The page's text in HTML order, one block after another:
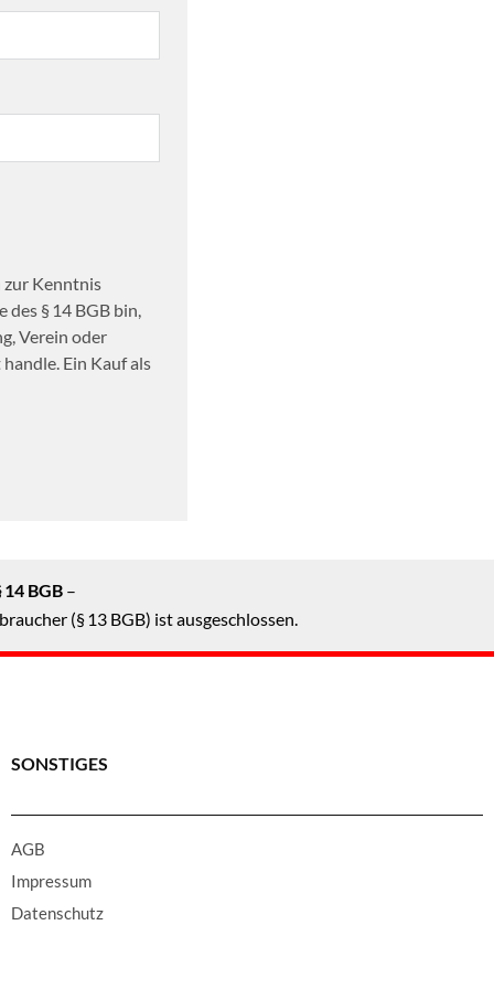
zur Kenntnis
§ 14 BGB bin,
Verein oder
Ein Kauf als
BGB–
(§ 13 BGB) ist ausgeschlossen.
SONSTIGES
AGB
Impressum
Datenschutz